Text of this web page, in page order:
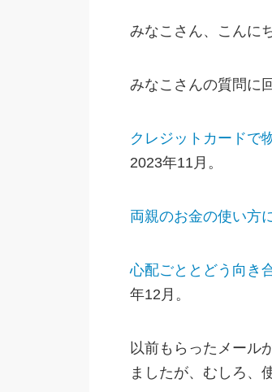
みなこさん、こんに
みなこさんの質問に
クレジットカードで
2023年11月。
両親のお金の使い方
心配ごととどう向き
年12月。
以前もらったメール
ましたが、むしろ、